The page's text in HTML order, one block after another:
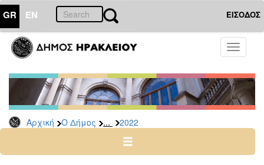
GR EN ΕΙΣΟΔΟΣ
Toggle
Αρχική Ο Δήμος ... 2022
ΔΗΜΟΣ
Δελτία
Τύπου
Αρχείο
2026
2024